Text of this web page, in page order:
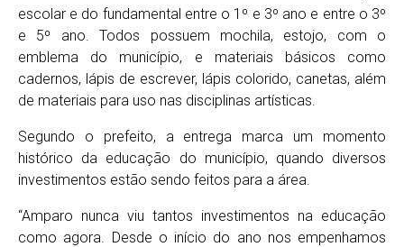
escolar e do fundamental entre o 1º e 3º ano e entre o 3º
e 5º ano. Todos possuem mochila, estojo, com o
emblema do município, e materiais básicos como
cadernos, lápis de escrever, lápis colorido, canetas, além
de materiais para uso nas disciplinas artísticas.
Segundo o prefeito, a entrega marca um momento
histórico da educação do município, quando diversos
investimentos estão sendo feitos para a área.
“Amparo nunca viu tantos investimentos na educação
como agora. Desde o início do ano nos empenhamos